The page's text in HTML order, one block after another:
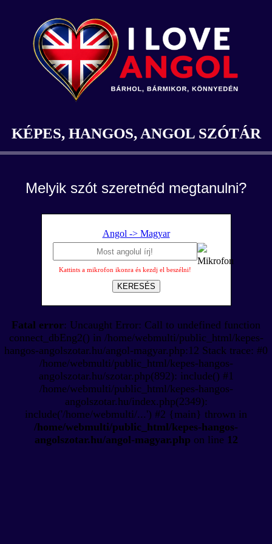
KÉPES, HANGOS, ANGOL SZÓTÁR
Melyik szót szeretnéd megtanulni?
Angol -> Magyar
Kattints a mikrofon ikonra és kezdj el beszélni!
KERESÉS
Fatal error: Uncaught Error: Call to undefined function
connect_dbEng2() in /home/webmulti/public_html/kepes-
hangos-angolszotar.hu/angol-magyar.php:12 Stack trace: #0
/home/webmulti/public_html/kepes-hangos-
angolszotar.hu/szotar.php(892): include() #1
/home/webmulti/public_html/kepes-hangos-
angolszotar.hu/index.php(2349):
include('/home/webmulti/...') #2 {main} thrown in
/home/webmulti/public_html/kepes-hangos-
angolszotar.hu/angol-magyar.php on line 12